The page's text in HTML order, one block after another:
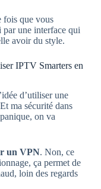
fois que vous
par une interface qui
avoir du style.
IPTV Smarters en
d’utiliser une
ma sécurité dans
on va
un VPN. Non, ce
ça permet de
loin des regards